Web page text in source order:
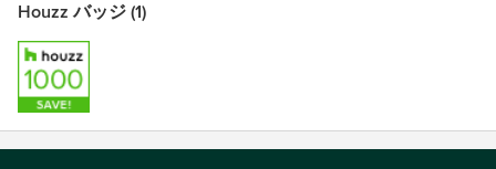
Houzz バッジ (1)